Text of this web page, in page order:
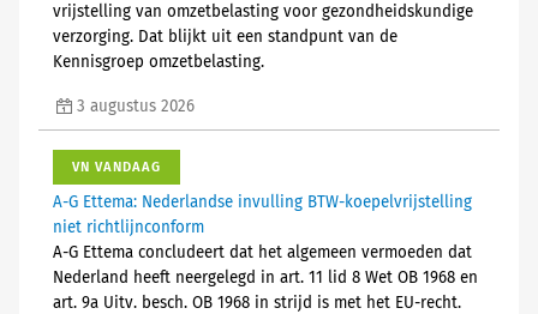
vrijstelling van omzetbelasting voor gezondheidskundige
verzorging. Dat blijkt uit een standpunt van de
Kennisgroep omzetbelasting.
3 augustus 2026
VN VANDAAG
A-G Ettema: Nederlandse invulling BTW-koepelvrijstelling
niet richtlijnconform
A-G Ettema concludeert dat het algemeen vermoeden dat
Nederland heeft neergelegd in art. 11 lid 8 Wet OB 1968 en
art. 9a Uitv. besch. OB 1968 in strijd is met het EU-recht.